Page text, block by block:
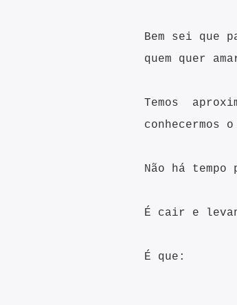
Bem sei que
quem quer
Temos
Não há
É cair e
É que: